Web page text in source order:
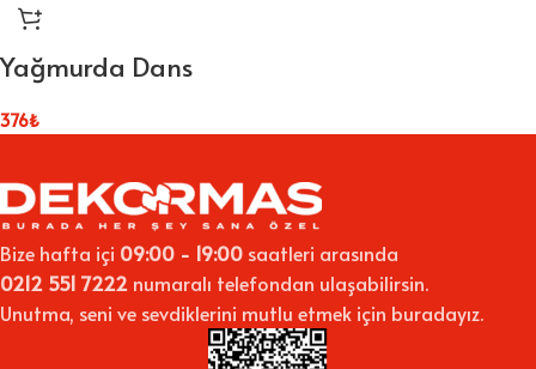
Yağmurda Dans
376₺
Bize hafta içi 09:00 - 19:00 saatleri arasında
0212 551 7222 numaralı telefondan ulaşabilirsin.
Unutma, seni ve sevdiklerini mutlu etmek için buradayız.